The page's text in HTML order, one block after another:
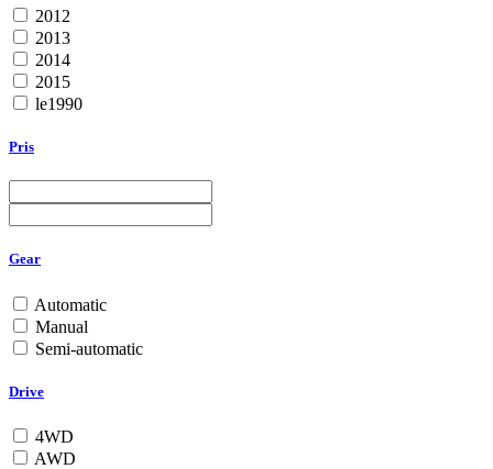
2012
2013
2014
2015
le1990
Pris
Gear
Automatic
Manual
Semi-automatic
Drive
4WD
AWD